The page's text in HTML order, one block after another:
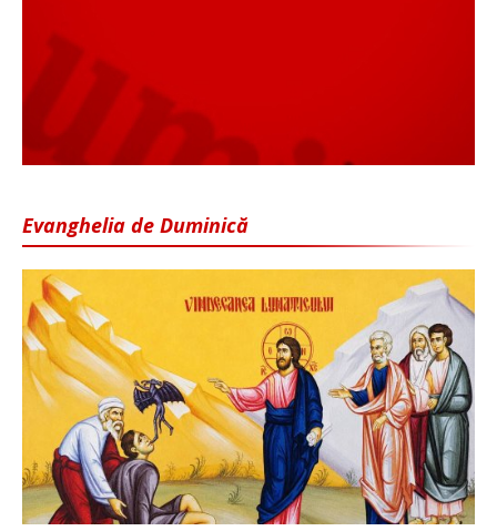
Evanghelia de Duminică